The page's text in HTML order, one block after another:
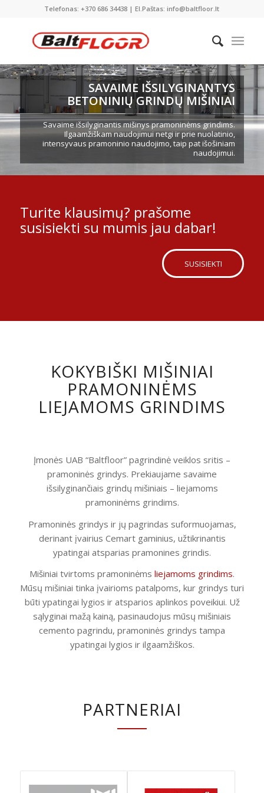
Telefonas: +370 686 34438 | El.Paštas: info@baltfloor.lt
SAVAIME IŠSILYGINANTYS
BETONINIŲ GRINDŲ MIŠINIAI
Savaime išsilyginantis mišinys pramoninėms grindims.
Ilgaamžiškam naudojimui netgi ir prie nuolatinio,
intensyvaus pramoninio naudojimo, taip pat išošiniam
naudojimui.
Turite klausimų? prašome
susisiekti su mumis jau dabar!
SUSISIEKTI
KOKYBIŠKI MIŠINIAI
PRAMONINĖMS
LIEJAMOMS GRINDIMS
Įmonės UAB “Baltfloor” pagrindinė veiklos sritis –
pramoninės grindys. Prekiaujame savaime
išsilyginančiais grindų mišiniais – liejamoms
pramoninėms grindims.
Pramoninės grindys ir jų pagrindas suformuojamas,
derinant įvairius Cemart gaminius, užtikrinantis
ypatingai atsparias pramonines grindis.
Mišiniai tvirtoms pramoninėms liejamoms grindims.
Mūsų mišiniai tinka įvairioms patalpoms, kur grindys turi
būti ypatingai lygios ir atsparios aplinkos poveikiui. Už
sąlyginai mažą kainą, pasinaudojus mūsų mišiniais
cemento pagrindu, pramoninės grindys tampa
ypatingai lygios ir ilgaamžiškos.
PARTNERIAI